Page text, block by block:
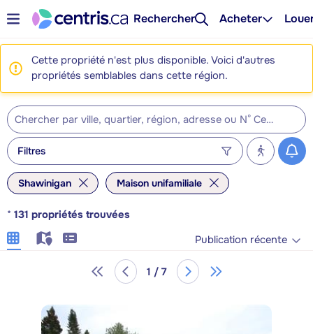
Rechercher Acheter
Cette propriété n'est plus disponible. Voici d'autres
propriétés semblables dans cette région.
Filtres
Shawinigan Maison unifamiliale
* 131 propriétés trouvées
Publication récente
1 / 7